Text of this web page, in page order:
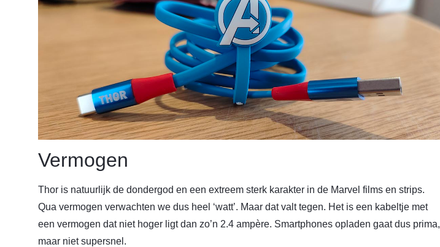
Vermogen
Thor is natuurlijk de dondergod en een extreem sterk karakter in de Marvel films en strips.
Qua vermogen verwachten we dus heel ‘watt’. Maar dat valt tegen. Het is een kabeltje met
een vermogen dat niet hoger ligt dan zo’n 2.4 ampère. Smartphones opladen gaat dus prima,
maar niet supersnel.